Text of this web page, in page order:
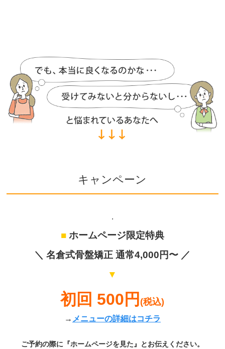
キャンペーン
.
■ホームページ限定特典
＼名倉式骨盤矯正 通常4,000円〜 ／
▼
初回 500円(税込)
→ メニューの詳細はコチラ
ご予約の際に『ホームページを見た』とお伝えください。